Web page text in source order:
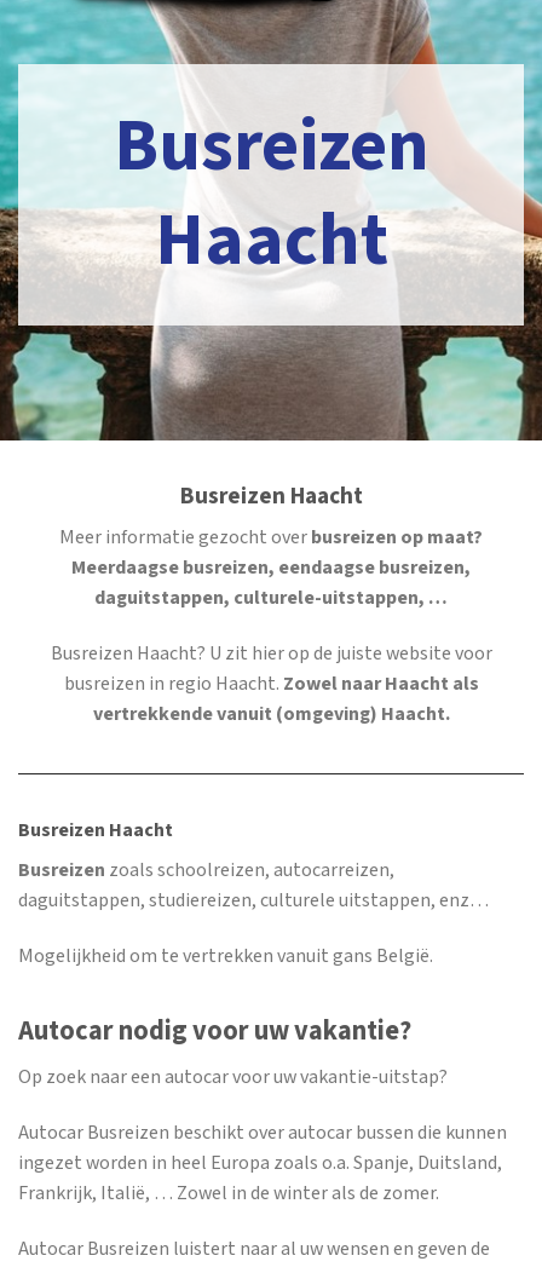
Busreizen
Haacht
Busreizen Haacht
Meer informatie gezocht overbusreizen op maat?
Meerdaagse busreizen, eendaagse busreizen,
daguitstappen, culturele-uitstappen, …
Busreizen Haacht? U zit hier op de juiste website voor
busreizen in regio Haacht. Zowel naar Haacht als
vertrekkende vanuit (omgeving) Haacht.
Busreizen Haacht
Busreizen zoals schoolreizen, autocarreizen,
daguitstappen, studiereizen, culturele uitstappen, enz…
Mogelijkheid om te vertrekken vanuit gans België.
Autocar nodig voor uw vakantie?
Op zoek naar een autocar voor uw vakantie-uitstap?
Autocar Busreizen beschikt over autocar bussen die kunnen
ingezet worden in heel Europa zoals o.a. Spanje, Duitsland,
Frankrijk, Italië, … Zowel in de winter als de zomer.
Autocar Busreizen luistert naar al uw wensen en geven de